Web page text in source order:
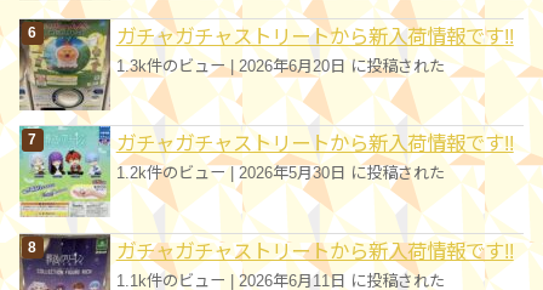
ガチャガチャストリートから新入荷情報です!!
1.3k件のビュー| 2026年6月20日 に投稿された
ガチャガチャストリートから新入荷情報です!!
1.2k件のビュー| 2026年5月30日 に投稿された
ガチャガチャストリートから新入荷情報です!!
1.1k件のビュー |2026年6月11日 に投稿された